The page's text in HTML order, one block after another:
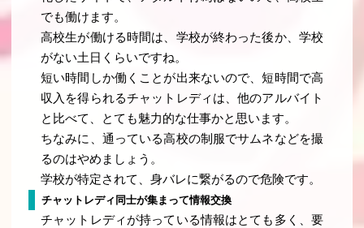
でも働けます。
高校生が働ける時間は、学校が終わった後か、学校
がない土日くらいですね。
短い時間しか働くことが出来ないので、短時間で高
収入を得られるチャットレディは、他のアルバイト
と比べて、とても魅力的な仕事かと思います。
ちなみに、通っている高校の制服でサムネなどを撮
るのはやめましょう。
学校が特定されて、身バレに繋がるので危険です。
チャットレディ同士が集まって情報交換
チャットレディが持っている情報はとても多く、要